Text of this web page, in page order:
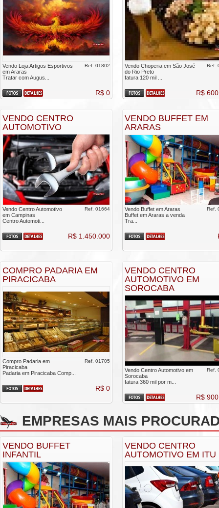
Vendo Loja Artigos Esportivos
em Araras
Tratar com Augus...
Ref. 01802
R$ 0
Vendo Choperia em São José
do Rio Preto
fatura 120 mil ...
Ref.
R$
VENDO CENTRO
AUTOMOTIVO
Vendo Centro Automotivo
em Campinas
Centro Automoti...
Ref. 01664
R$ 1.450.000
VENDO BUFFET EM
ARARAS
Vendo Buffet em Araras
Buffet em Araras a venda
Tra...
Ref.
COMPRO PADARIA EM
PIRACICABA
Compro Padaria em
Piracicaba
Padaria em Piracicaba Comp...
Ref. 01705
R$ 0
VENDO CENTRO
AUTOMOTIVO EM
SOROCABA
Vendo Centro Automotivo em
Sorocaba
fatura 360 mil por m...
Ref.
R$
EMPRESAS MAIS
VENDO BUFFET
INFANTIL
VENDO CENTRO
AUTOMOTIVO EM ITU